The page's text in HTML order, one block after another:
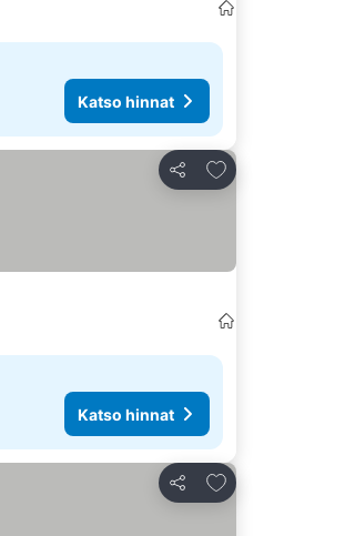
Katso hinnat
Jaa
Lisää suosikkeihin
Katso hinnat
Jaa
Lisää suosikkeihin